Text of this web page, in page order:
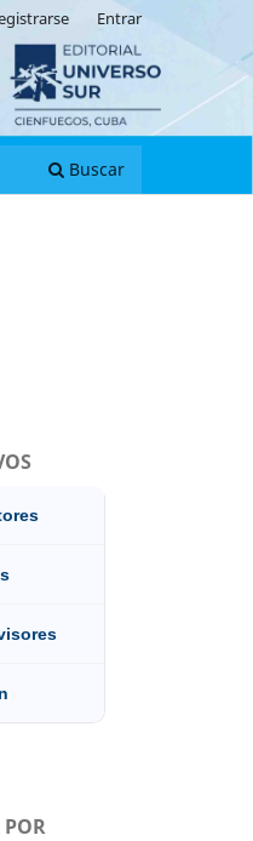
Buscar
Entrar
POR